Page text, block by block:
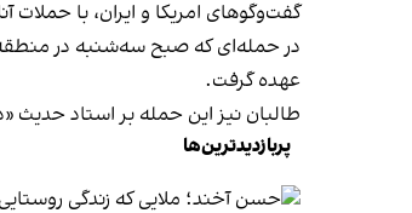
گفت‌وگوهای امریکا و ایران، با حملات
در حمله‌ای که صبح سه‌شنبه در منطقه
عهده گرفت.
طالبان نیز این حمله بر استاد حدیث
پربازدیدترین‌ها